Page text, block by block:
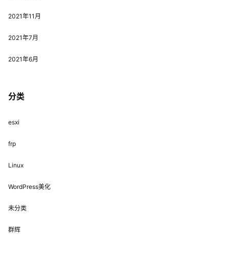
2021年11月
2021年7月
2021年6月
分类
esxi
frp
Linux
WordPress美化
未分类
群辉